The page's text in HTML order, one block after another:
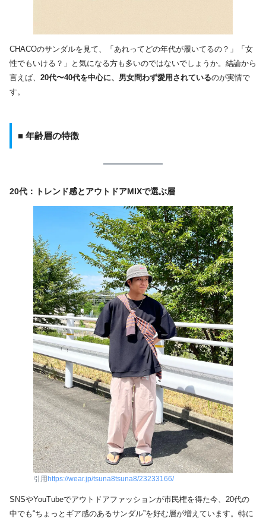
CHACOのサンダルを見て、「あれってどの年代が履いてるの？」「女
性でもいける？」と気になる方も多いのではないでしょうか。結論から
言えば、 20代〜40代を中心に、男女問わず愛用されているのが実情で
す。
■ 年齢層の特徴
20代：トレンド感とアウトドアMIXで選ぶ層
引用 https://wear.jp/tsuna8tsuna8/23233166/
SNSやYouTubeでアウトドアファッションが市民権を得た今、20代の
中でも“ちょっとギア感のあるサンダル”を好む層が増えています。特に